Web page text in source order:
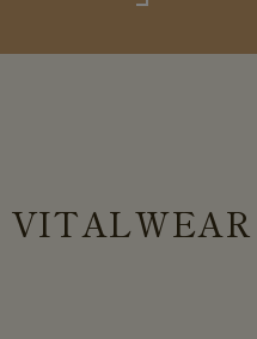
VITALWEAR